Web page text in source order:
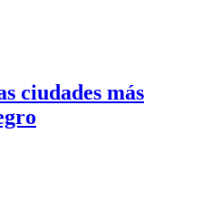
ciudades más